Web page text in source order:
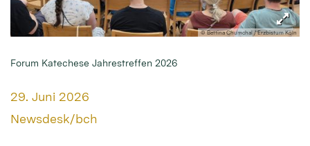
© Bettina Chumchal / Erzbistum Köln
Forum Katechese Jahrestreffen 2026
Datum:
29. Juni 2026
Von:
Newsdesk/bch